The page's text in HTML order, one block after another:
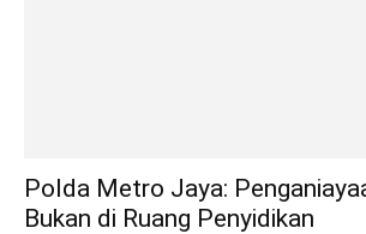
Polda Metro Jaya:
Bukan di Ruang Penyidikan